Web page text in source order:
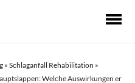
» Schlaganfall Rehabilitation »
Welche Auswirkungen er